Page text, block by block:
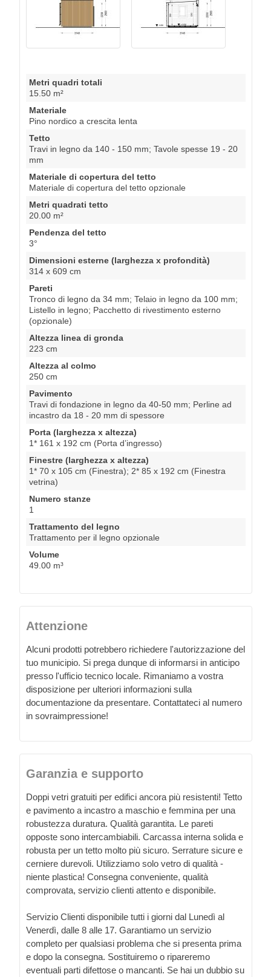
Metri quadri totali
15.50 m²
Materiale
Pino nordico a crescita lenta
Tetto
Travi in legno da 140 - 150 mm; Tavole spesse 19 - 20
mm
Materiale di copertura del tetto
Materiale di copertura del tetto opzionale
Metri quadrati tetto
20.00 m²
Pendenza del tetto
3°
Dimensioni esterne (larghezza x profondità)
314 x 609 cm
Pareti
Tronco di legno da 34 mm; Telaio in legno da 100 mm;
Listello in legno; Pacchetto di rivestimento esterno
(opzionale)
Altezza linea di gronda
223 cm
Altezza al colmo
250 cm
Pavimento
Travi di fondazione in legno da 40-50 mm; Perline ad
incastro da 18 - 20 mm di spessore
Porta (larghezza x altezza)
1* 161 x 192 cm (Porta d’ingresso)
Finestre (larghezza x altezza)
1* 70 x 105 cm (Finestra); 2* 85 x 192 cm (Finestra
vetrina)
Numero stanze
1
Trattamento del legno
Trattamento per il legno opzionale
Volume
49.00 m³
Attenzione
Alcuni prodotti potrebbero richiedere l'autorizzazione del
tuo municipio. Si prega dunque di informarsi in anticipo
presso l'ufficio tecnico locale. Rimaniamo a vostra
disposizione per ulteriori informazioni sulla
documentazione da presentare. Contattateci al numero
in sovraimpressione!
Garanzia e supporto
Doppi vetri gratuiti per edifici ancora più resistenti! Tetto
e pavimento a incastro a maschio e femmina per una
robustezza duratura. Qualità garantita. Le pareti
opposte sono intercambiabili. Carcassa interna solida e
robusta per un tetto molto più sicuro. Serrature sicure e
cerniere durevoli. Utilizziamo solo vetro di qualità -
niente plastica! Consegna conveniente, qualità
comprovata, servizio clienti attento e disponibile.
Servizio Clienti disponibile tutti i giorni dal Lunedì al
Venerdì, dalle 8 alle 17. Garantiamo un servizio
completo per qualsiasi problema che si presenta prima
e dopo la consegna. Sostituiremo o ripareremo
eventuali parti difettose o mancanti. Se hai un dubbio su